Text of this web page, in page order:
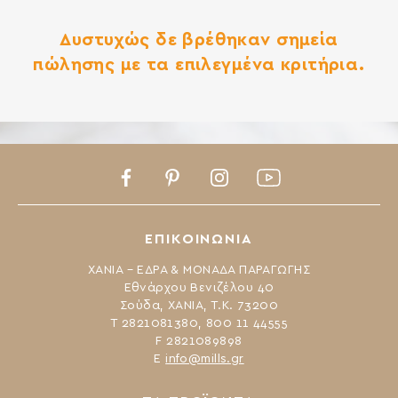
Δυστυχώς δε βρέθηκαν σημεία
πώλησης με τα επιλεγμένα κριτήρια.
ΕΠΙΚΟΙΝΩΝΙΑ
ΧΑΝΙΑ – ΕΔΡΑ & ΜΟΝΑΔΑ ΠΑΡΑΓΩΓΗΣ
Εθνάρχου Βενιζέλου 40
Σούδα, ΧΑΝΙΑ, Τ.Κ. 73200
Τ 2821081380, 800 11 44555
F 2821089898
Ε info@mills.gr
FacebookPinterestInstagramYoutube